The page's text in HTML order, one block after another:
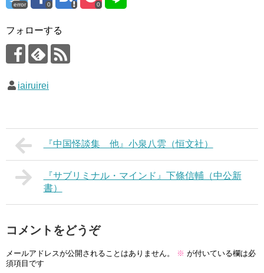
error 0 0
フォローする
iairuirei
『中国怪談集 他』小泉八雲（恒文社）
『サブリミナル・マインド』下條信輔（中公新
書）
コメントをどうぞ
メールアドレスが公開されることはありません。 ※ が付いている欄は必
須項目です